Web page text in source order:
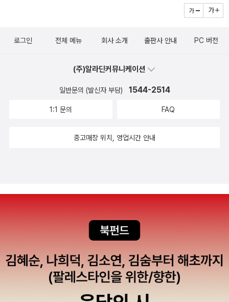
로그인 전체 메뉴 회사 소개 출판사 안내 PC 버전
(주)알라딘커뮤니케이션
일반문의 (발신자 부담) 1544-2514
1:1 문의 FAQ
중고매장 위치, 영업시간 안내